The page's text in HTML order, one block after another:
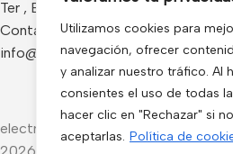
Utilizamos cookies para
navegación, ofrecer
y analizar nuestro tráfico. Al
consientes el uso de todas
hacer clic en "Rechazar" si
aceptarlas. Política de
Ter , España
Contacto:
info@electro3.com
electro3 ©